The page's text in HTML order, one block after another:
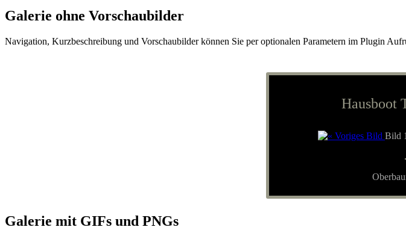
Galerie ohne Vorschaubilder
Navigation, Kurzbeschreibung und Vorschaubilder können Sie per optionalen Parametern im Plugin
Hausboot
Bild
Galerie mit GIFs und PNGs